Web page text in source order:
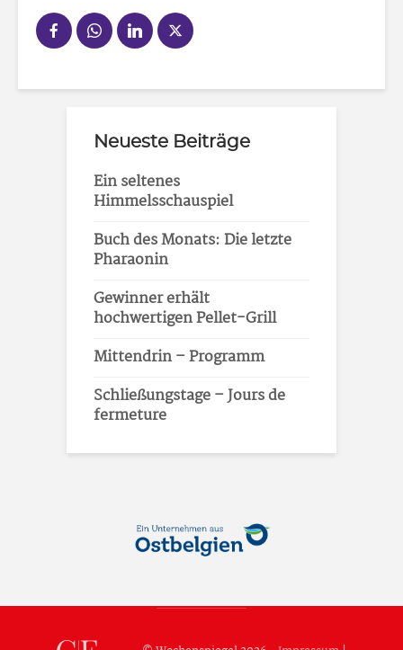
Neueste Beiträge
Ein seltenes
Himmelsschauspiel
Buch des Monats: Die letzte
Pharaonin
Gewinner erhält
hochwertigen Pellet-Grill
Mittendrin – Programm
Schließungstage – Jours de
fermeture